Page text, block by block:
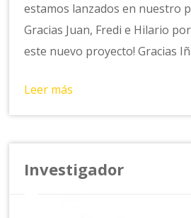
estamos lanzados en nuestro
Gracias Juan, Fredi e Hilario
este nuevo proyecto! Gracias
Leer más
Investigador